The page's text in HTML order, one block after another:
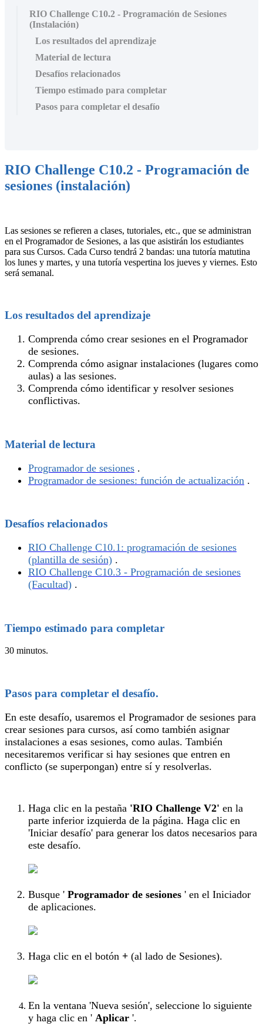
RIO Challenge C10.2 - Programación de Sesiones
(Instalación)
Los resultados del aprendizaje
Material de lectura
Desafíos relacionados
Tiempo estimado para completar
Pasos para completar el desafío
RIO Challenge C10.2 - Programación de
sesiones (instalación)
Las sesiones se refieren a clases, tutoriales, etc., que se administran
en el Programador de Sesiones, a las que asistirán los estudiantes
para sus Cursos. Cada Curso tendrá 2 bandas: una tutoría matutina
los lunes y martes, y una tutoría vespertina los jueves y viernes. Esto
será semanal.
Los resultados del aprendizaje
Comprenda cómo crear sesiones en el Programador
de sesiones.
Comprenda cómo asignar instalaciones (lugares como
aulas) a las sesiones.
Comprenda cómo identificar y resolver sesiones
conflictivas.
Material de lectura
Programador de sesiones ‍.
Programador de sesiones: función de actualización ‍.
Desafíos relacionados
RIO Challenge C10.1: programación de sesiones
(plantilla de sesión) .
RIO Challenge C10.3 - Programación de sesiones
(Facultad) .‍
Tiempo estimado para completar
30 minutos.
Pasos para completar el desafío.
En este desafío, usaremos el Programador de sesiones para
crear sesiones para cursos, así como también asignar
instalaciones a esas sesiones, como aulas. También
necesitaremos verificar si hay sesiones que entren en
conflicto (se superpongan) entre sí y resolverlas.
Haga clic en la pestaña 'RIO Challenge V2' en la
parte inferior izquierda de la página. Haga clic en
'Iniciar desafío' para generar los datos necesarios para
este desafío.
Busque ' Programador de sesiones ' en el Iniciador
de aplicaciones.
Haga clic en el botón + (al lado de Sesiones).
En la ventana 'Nueva sesión', seleccione lo siguiente
y haga clic en ' Aplicar '.